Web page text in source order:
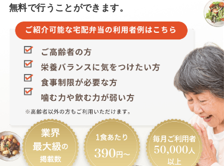
無料で行うことができます。